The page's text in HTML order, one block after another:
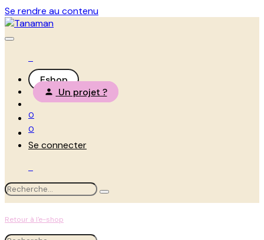
Se rendre au contenu
Eshop
Un projet ?
0
0
Se connecter
Retour à l'e-shop